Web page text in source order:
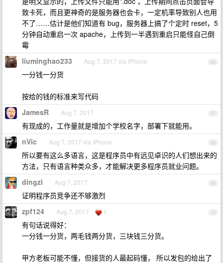
致卡死，而且更神奇的是服务器也会卡，一定机率导致别人也用
不了……估计是他们知道有 bug，服务器上搞了个定时 reset，5
分钟自动重启一次 apache，上传到一半遇到重启只能怪自己倒
霉
66
liuminghao233 Aug 7, 2017 via iPhone
一分钱一分货
按给的钱的标准来写代码
67
JamesR Aug 7, 2017
有现成的，工作量就是增加个学校名字，部署下就能用。
68
nVic Aug 7, 2017 via iPhone
所以要有这么多语言，这是程序员中有远见卓识的人们想出来的
方法，只有语言种类众多，才能解决更多程序员就业问题。
69
dingzi Aug 7, 2017
证明程序员竞争还不够激烈
70
zpf124 Aug 7, 2017 1
有句话说得好：
一分钱一分货，两毛钱两分货，三块钱三分货。
甲方老板可能不懂，但接货的人最起码懂， 所以发包的给出了